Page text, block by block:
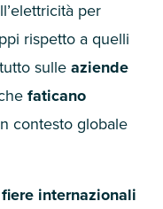
per
rispetto a quelli
sulle aziende
faticano
contesto globale
fiere internazionali